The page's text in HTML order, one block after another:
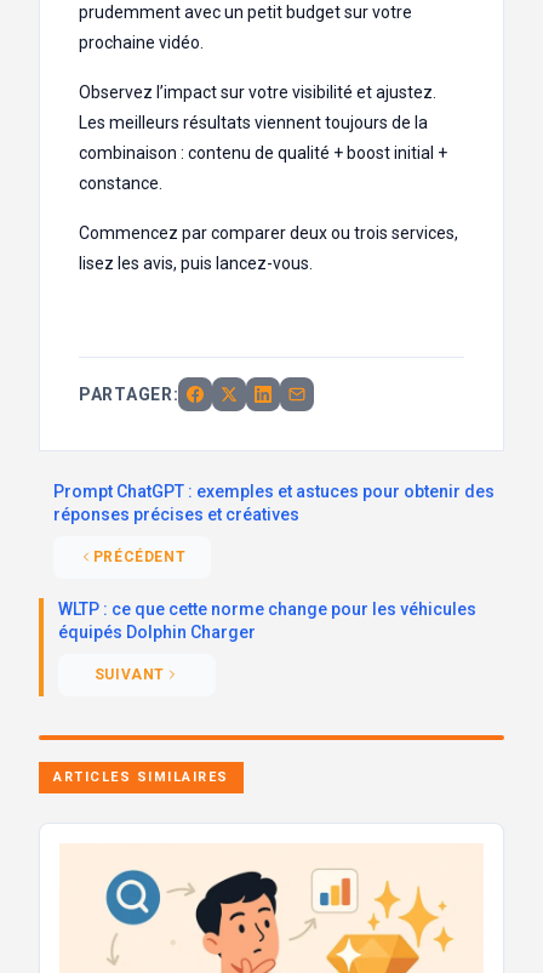
prudemment avec un petit budget sur votre
prochaine vidéo.
Observez l’impact sur votre visibilité et ajustez.
Les meilleurs résultats viennent toujours de la
combinaison : contenu de qualité + boost initial +
constance.
Commencez par comparer deux ou trois services,
lisez les avis, puis lancez-vous.
PARTAGER:
Prompt ChatGPT : exemples et astuces pour obtenir des
réponses précises et créatives
PRÉCÉDENT
WLTP : ce que cette norme change pour les véhicules
équipés Dolphin Charger
SUIVANT
ARTICLES SIMILAIRES